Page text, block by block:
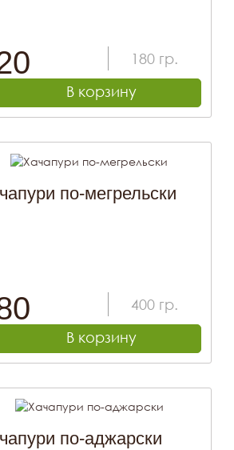
180 гр.
В корзину
по-мегрельски
400 гр.
В корзину
по-аджарски